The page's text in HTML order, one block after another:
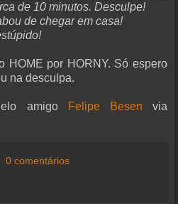
de 10 minutos. Desculpe!
de chegar em casa!
HOME por HORNY. Só espero
na desculpa.
amigo Felipe Besen via
0 comentários